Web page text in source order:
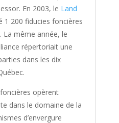
En 2003, le Land
1 200 fiducies foncières
La même année, le
répertoriait une
dans les dix
opèrent
dans le domaine de la
d’envergure